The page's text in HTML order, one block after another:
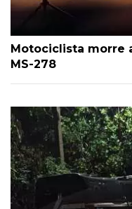
Motociclista morre
MS-278